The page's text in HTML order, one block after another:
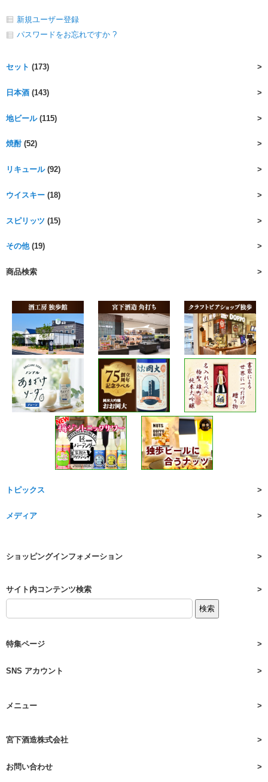
新規ユーザー登録
パスワードをお忘れですか ?
セット (173)
日本酒 (143)
地ビール(115)
焼酎(52)
リキュール(92)
ウイスキー (18)
スピリッツ (15)
その他(19)
商品検索
トピックス
メディア
ショッピングインフォメーション
サイト内コンテンツ検索
特集ページ
SNS アカウント
メニュー
宮下酒造株式会社
お問い合わせ